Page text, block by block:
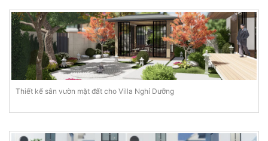
Thiết kế sân vườn mặt đất cho Villa Nghỉ Dưỡng